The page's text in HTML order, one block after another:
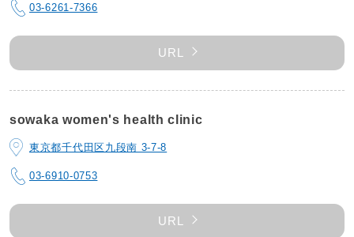
03-6261-7366
URL
sowaka women's health clinic
東京都千代田区九段南 3-7-8
03-6910-0753
URL